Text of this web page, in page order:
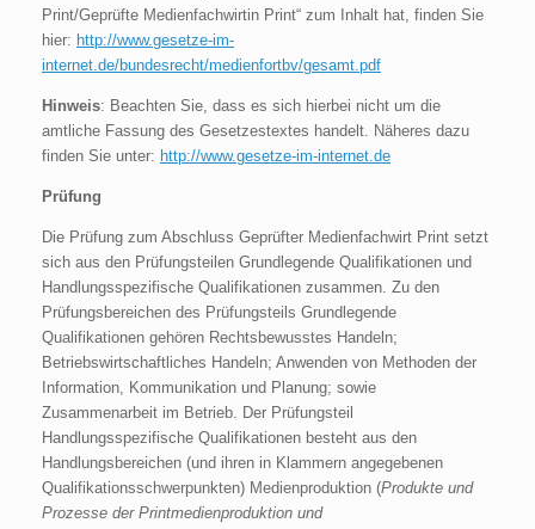
Print/Geprüfte Medienfachwirtin Print“ zum Inhalt hat, finden Sie
hier: http://www.gesetze-im-
internet.de/bundesrecht/medienfortbv/gesamt.pdf
Hinweis: Beachten Sie, dass es sich hierbei nicht um die
amtliche Fassung des Gesetzestextes handelt. Näheres dazu
finden Sie unter: http://www.gesetze-im-internet.de
Prüfung
Die Prüfung zum Abschluss Geprüfter Medienfachwirt Print setzt
sich aus den Prüfungsteilen Grundlegende Qualifikationen und
Handlungsspezifische Qualifikationen zusammen. Zu den
Prüfungsbereichen des Prüfungsteils Grundlegende
Qualifikationen gehören Rechtsbewusstes Handeln;
Betriebswirtschaftliches Handeln; Anwenden von Methoden der
Information, Kommunikation und Planung; sowie
Zusammenarbeit im Betrieb. Der Prüfungsteil
Handlungsspezifische Qualifikationen besteht aus den
Handlungsbereichen (und ihren in Klammern angegebenen
Qualifikationsschwerpunkten) Medienproduktion (Produkte und
Prozesse der Printmedienproduktion und